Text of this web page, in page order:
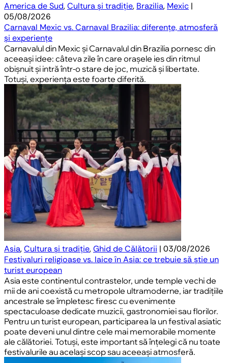
America de Sud,Cultura și tradiție, Brazilia, Mexic |
05/08/2026
Carnaval Mexic vs. Carnaval Brazilia: diferențe, atmosferă
și experiențe
Carnavalul din Mexic și Carnavalul din Brazilia pornesc din
aceeași idee: câteva zile în care orașele ies din ritmul
obișnuit și intră într-o stare de joc, muzică și libertate.
Totuși, experiența este foarte diferită.
Asia,Cultura și tradiție,Ghid de Călătorii | 03/08/2026
Festivaluri religioase vs. laice în Asia: ce trebuie să știe un
turist european
Asia este continentul contrastelor, unde temple vechi de
mii de ani coexistă cu metropole ultramoderne, iar tradițiile
ancestrale se împletesc firesc cu evenimente
spectaculoase dedicate muzicii, gastronomiei sau florilor.
Pentru un turist european, participarea la un festival asiatic
poate deveni unul dintre cele mai memorabile momente
ale călătoriei. Totuși, este important să înțelegi că nu toate
festivalurile au același scop sau aceeași atmosferă.